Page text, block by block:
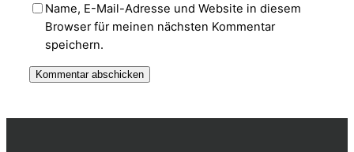
Name, E-Mail-Adresse und Website in diesem
Browser für meinen nächsten Kommentar
speichern.